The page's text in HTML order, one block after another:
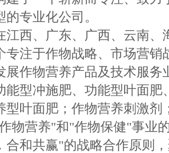
的专业化公司。
江西、广东、广西、云南、
专注于作物战略、市场营销
展作物营养产品及技术服
能型冲施肥、功能型叶面
型叶面肥；作物营养刺激剂
物营养"和"作物保健"事业
合和共赢"的战略合作原则